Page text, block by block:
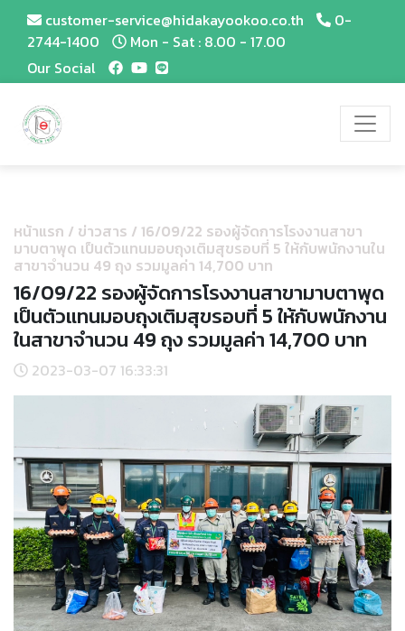
customer-service@hidakayookoo.co.th
0-
2744-1400
Mon - Sat : 8.00 - 17.00
Our Social
หน้าแรก / ข่าวสาร / 16/09/22 รองผู้จัดการโรงงานสาขา
มาบตาพุด เป็นตัวแทนมอบถุงเติมสุขรอบที่ 5 ให้กับพนักงานใน
สาขาจำนวน 49 ถุง รวมมูลค่า 14,700 บาท
16/09/22 รองผู้จัดการโรงงานสาขามาบตาพุด
เป็นตัวแทนมอบถุงเติมสุขรอบที่ 5 ให้กับพนักงาน
ในสาขาจำนวน 49 ถุง รวมมูลค่า 14,700 บาท
2023-03-07 16:33:31